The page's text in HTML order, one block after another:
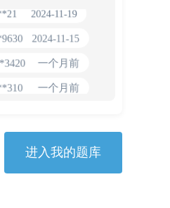
2024-11-19
2024-11-15
一个月前
一个月前
2024-10-10
2024-09-13
进入我的题库